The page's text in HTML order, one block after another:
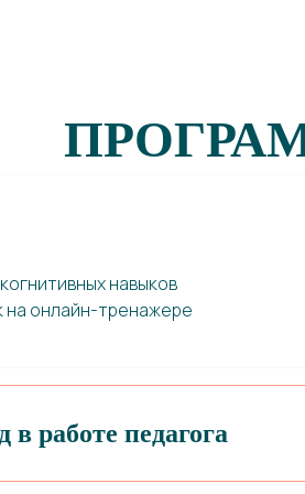
навыков
на онлайн-тренажере
работе педагога